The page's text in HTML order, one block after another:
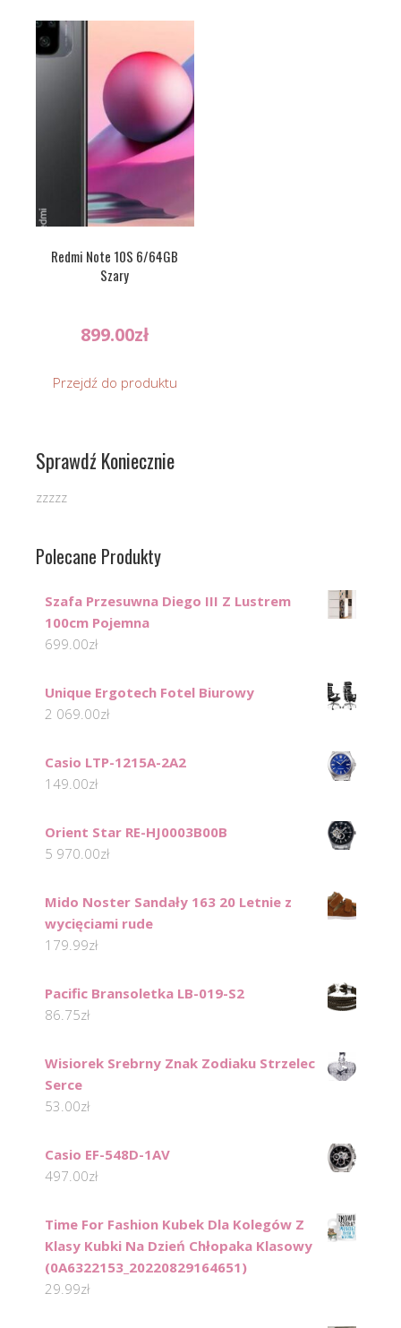
Redmi Note 10S 6/64GB
Szary
899.00zł
Przejdź do produktu
Sprawdź Koniecznie
zzzzz
Polecane Produkty
Szafa Przesuwna Diego III Z Lustrem
100cm Pojemna
699.00zł
Unique Ergotech Fotel Biurowy
2 069.00zł
Casio LTP-1215A-2A2
149.00zł
Orient Star RE-HJ0003B00B
5 970.00zł
Mido Noster Sandały 163 20 Letnie z
wycięciami rude
179.99zł
Pacific Bransoletka LB-019-S2
86.75zł
Wisiorek Srebrny Znak Zodiaku Strzelec
Serce
53.00zł
Casio EF-548D-1AV
497.00zł
Time For Fashion Kubek Dla Kolegów Z
Klasy Kubki Na Dzień Chłopaka Klasowy
(0A6322153_20220829164651)
29.99zł